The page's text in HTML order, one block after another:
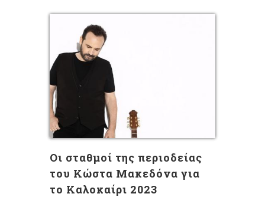
Oι σταθμοί της περιοδείας
του Κώστα Μακεδόνα για
το Καλοκαίρι 2023